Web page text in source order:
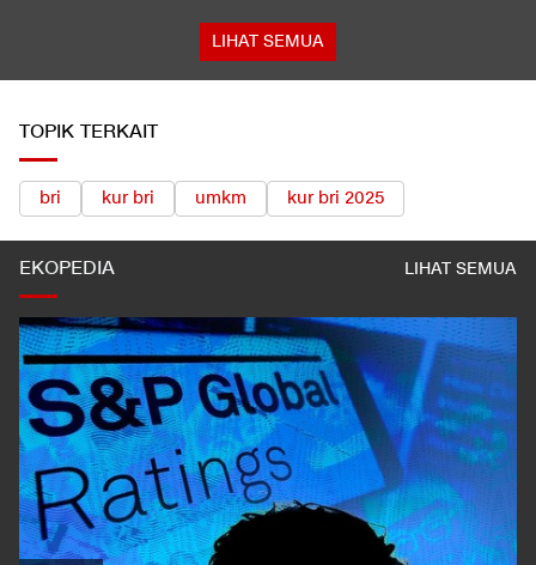
LIHAT SEMUA
TOPIK TERKAIT
bri kur bri umkm kur bri 2025
EKOPEDIA LIHAT SEMUA